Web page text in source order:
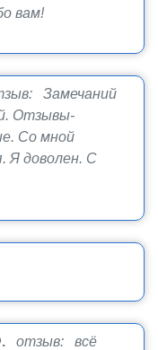
вам!
Замечаний
Отзывы-
Со мной
Я доволен. С
отзыв: всё